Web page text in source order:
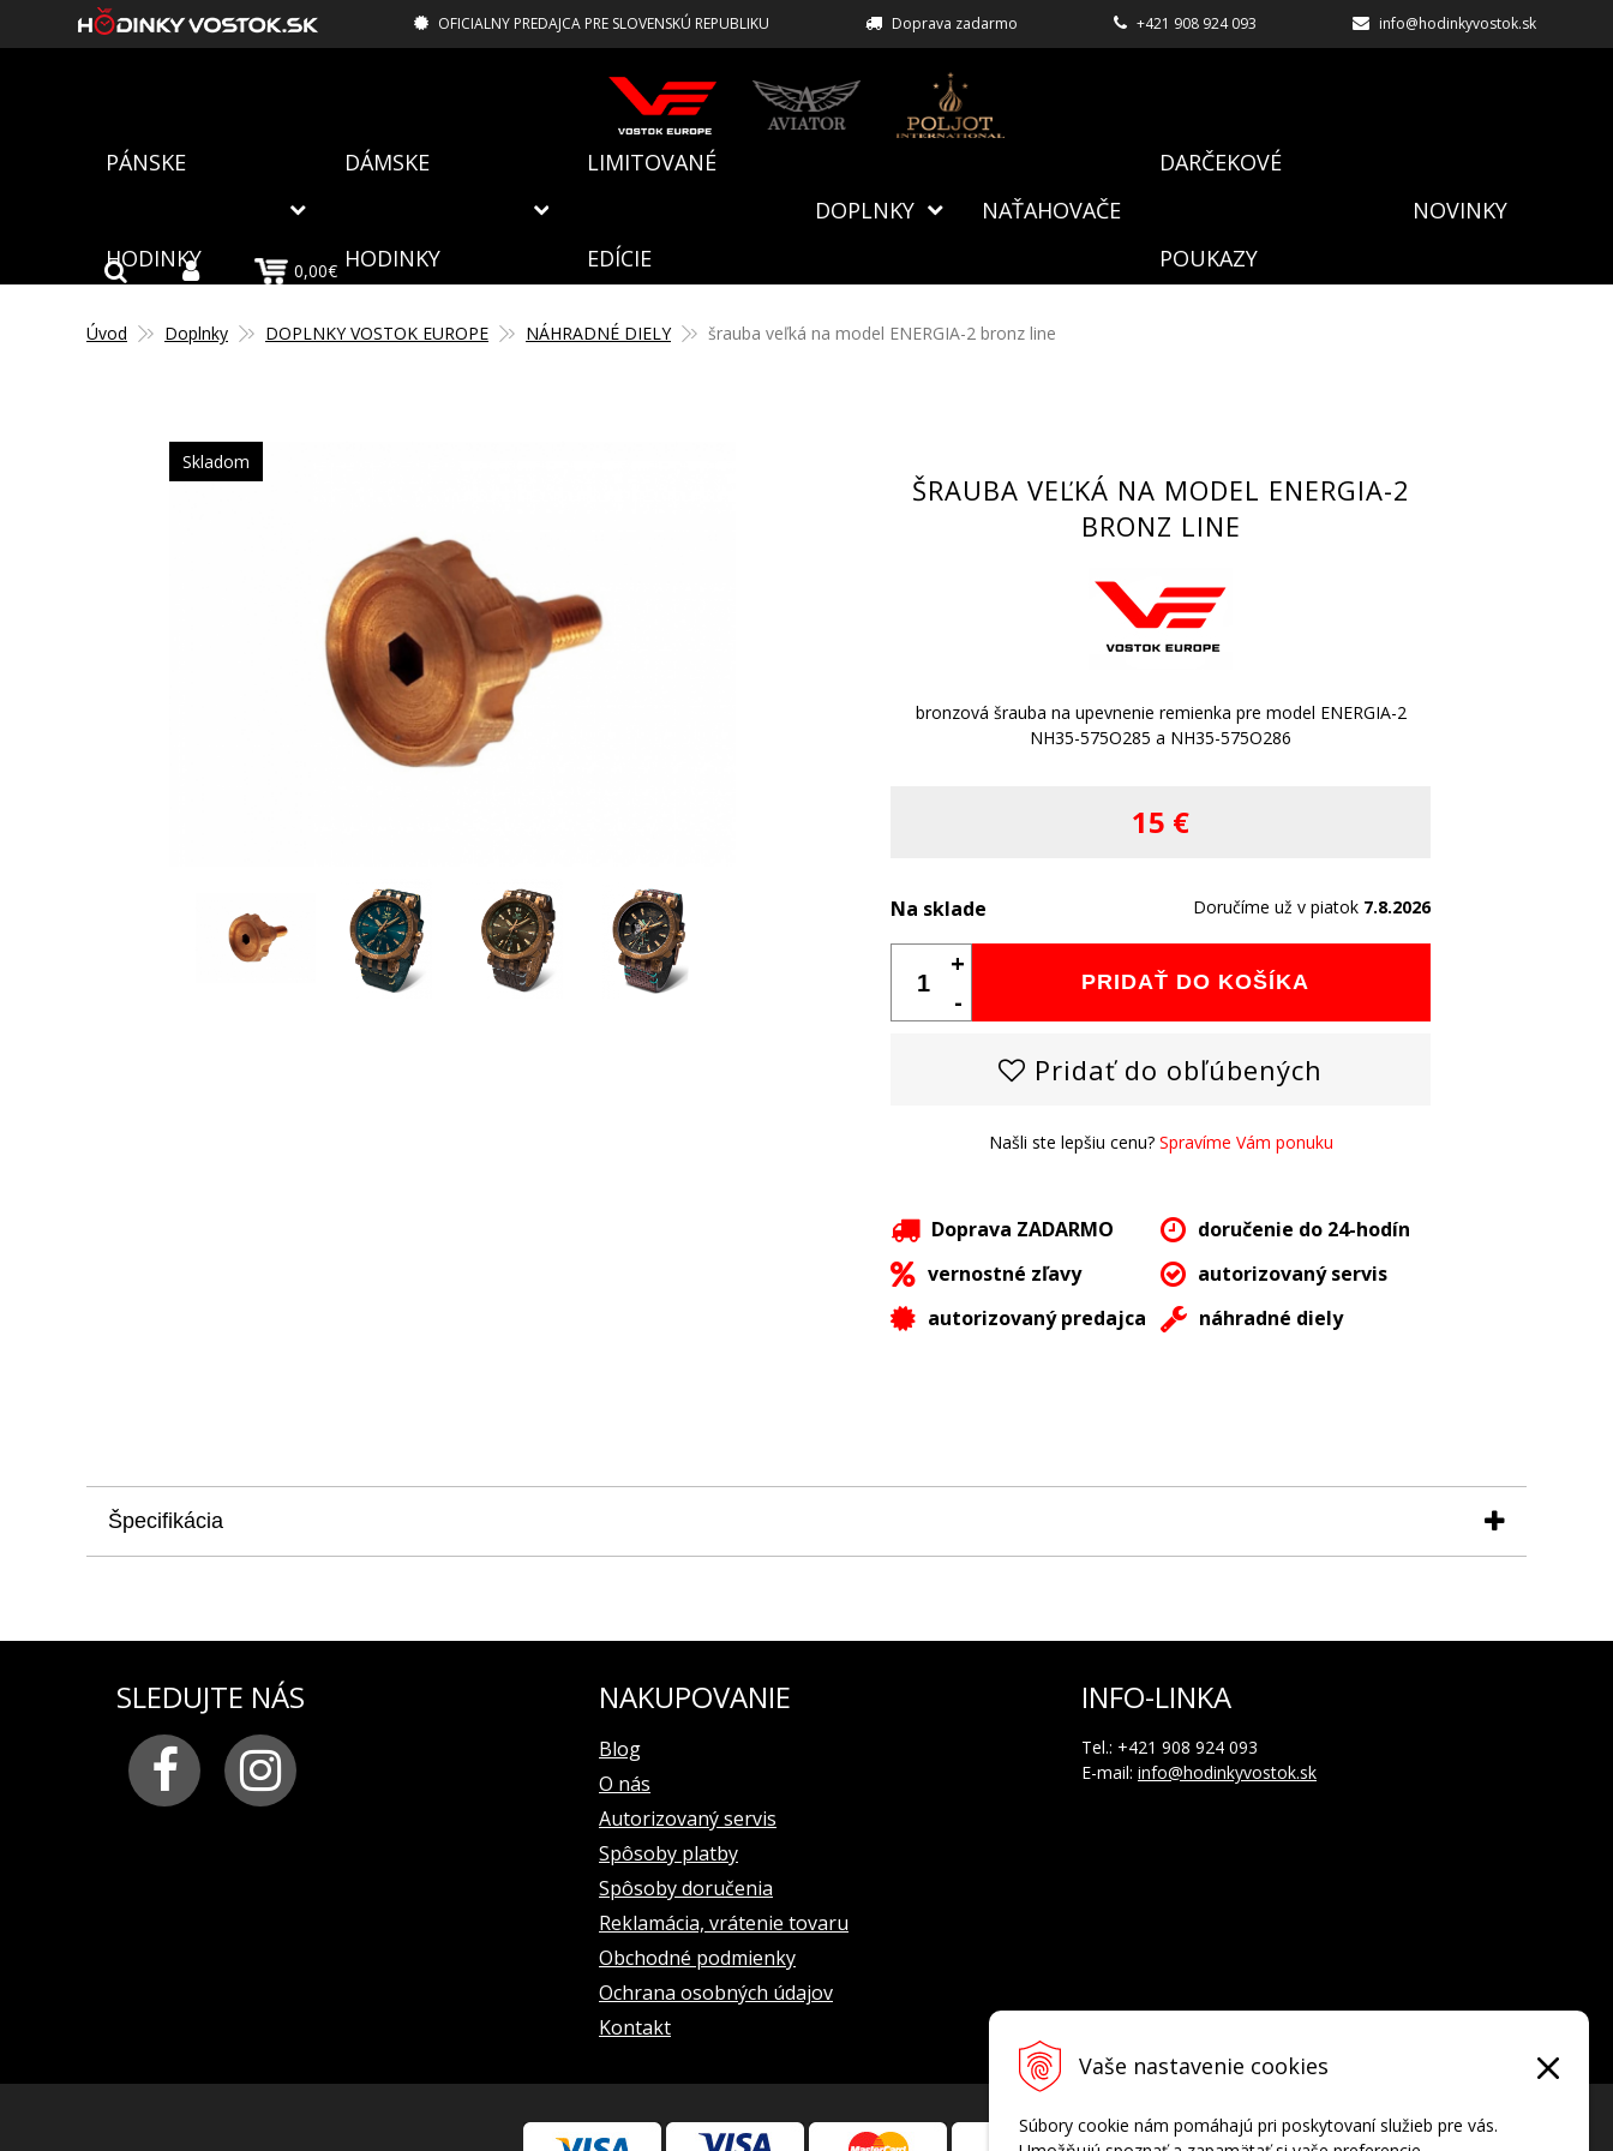
Vaše nastavenie cookies
Súbory cookie nám pomáhajú pri poskytovaní služieb pre vás.
OFICIALNY PREDAJCA PRE SLOVENSKÚ REPUBLIKU Doprava zadarmo +421 908 924 093 info@hodinkyvostok.sk
PÁNSKE
HODINKY
DÁMSKE
HODINKY
LIMITOVANÉ
EDÍCIE
DOPLNKY NAŤAHOVAČE
DARČEKOVÉ
POUKAZY
NOVINKY
0,00€
Úvod Doplnky DOPLNKY VOSTOK EUROPE NÁHRADNÉ DIELY šrauba veľká na model ENERGIA-2 bronz line
Skladom
ŠRAUBA VEĽKÁ NA MODEL ENERGIA-2
BRONZ LINE
bronzová šrauba na upevnenie remienka pre model ENERGIA-2
NH35-575O285 a NH35-575O286
15 €
Na sklade Doručíme už v piatok 7.8.2026
PRIDAŤ DO KOŠÍKA
+
-
Pridať do obľúbených
Našli ste lepšiu cenu? Spravíme Vám ponuku
Doprava ZADARMO
doručenie do 24-hodín
vernostné zľavy
autorizovaný servis
autorizovaný predajca
náhradné diely
Špecifikácia
SLEDUJTE NÁS NAKUPOVANIE
Blog
O nás
Autorizovaný servis
Spôsoby platby
Spôsoby doručenia
Reklamácia, vrátenie tovaru
Obchodné podmienky
Ochrana osobných údajov
Kontakt
INFO-LINKA
Tel.: +421 908 924 093
E-mail: info@hodinkyvostok.sk